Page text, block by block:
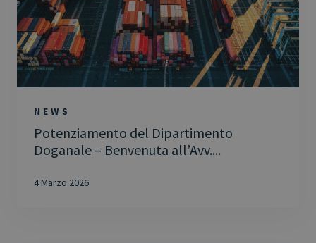
NEWS
Potenziamento del Dipartimento
Doganale – Benvenuta all’Avv....
4 Marzo 2026